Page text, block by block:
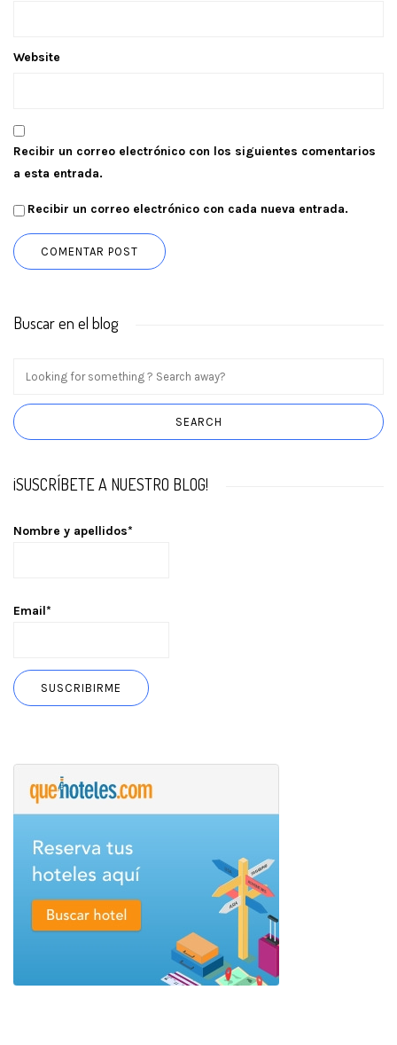
Website
Recibir un correo electrónico con los siguientes comentarios
a esta entrada.
Recibir un correo electrónico con cada nueva entrada.
Buscar en el blog
¡SUSCRÍBETE A NUESTRO BLOG!
Nombre y apellidos*
Email*